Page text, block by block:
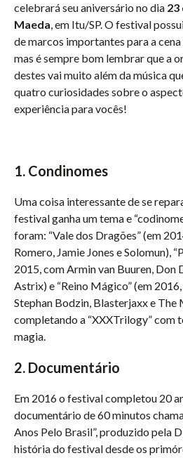
celebrará seu aniversário no dia 23
Maeda, em Itu/SP. O festival
de marcos importantes para a
mas é sempre bom lembrar que a
destes vai muito além da música
quatro curiosidades sobre o
experiência para vocês!
1. Condinomes
Uma coisa interessante de se
festival ganha um tema e
foram: “Vale dos Dragões” (em
Romero, Jamie Jones e Solomun),
2015, com Armin van Buuren, Don
Astrix) e “Reino Mágico” (em
Stephan Bodzin, Blasterjaxx e
completando a “XXXTrilogy” com
magia.
2. Documentário
Em 2016 o festival completou 20
documentário de 60 minutos
Anos Pelo Brasil”, produzido pela
história do festival desde os